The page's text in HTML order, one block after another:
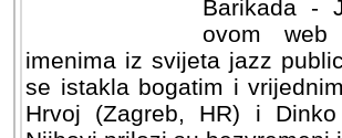
Barikada -
ovom web
imenima iz svijeta jazz
se istakla bogatim i
Hrvoj (Zagreb, HR) i